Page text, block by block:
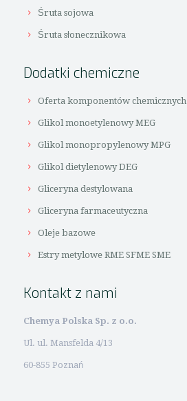
Śruta sojowa
Śruta słonecznikowa
Dodatki chemiczne
Oferta komponentów chemicznych
Glikol monoetylenowy MEG
Glikol monopropylenowy MPG
Glikol dietylenowy DEG
Gliceryna destylowana
Gliceryna farmaceutyczna
Oleje bazowe
Estry metylowe RME SFME SME
Kontakt z nami
Chemya Polska Sp. z o.o.
Ul. ul. Mansfelda 4/13
60-855 Poznań